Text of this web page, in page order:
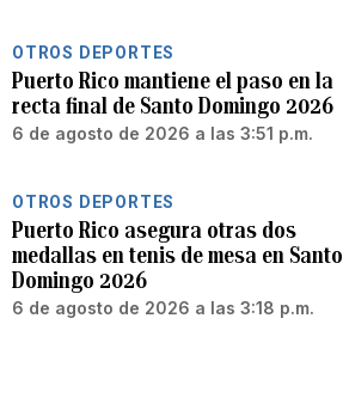
OTROS DEPORTES
Puerto Rico mantiene el paso en la
recta final de Santo Domingo 2026
6 de agosto de 2026 a las 3:51 p.m.
OTROS DEPORTES
Puerto Rico asegura otras dos
medallas en tenis de mesa en Santo
Domingo 2026
6 de agosto de 2026 a las 3:18 p.m.